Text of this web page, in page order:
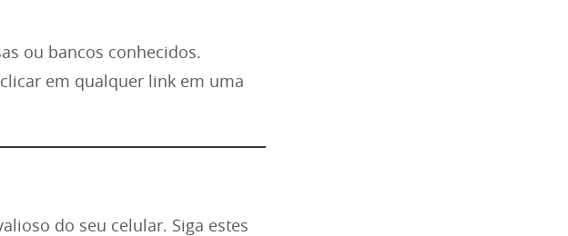
ou bancos conhecidos.
em qualquer link em uma
do seu celular. Siga estes